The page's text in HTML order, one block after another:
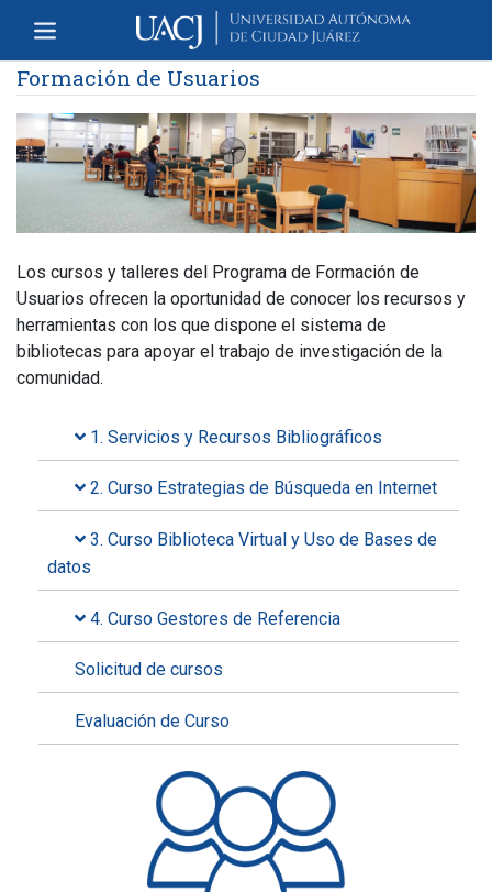
Formación de Usuarios
Los cursos y talleres del Programa de Formación de
Usuarios ofrecen la oportunidad de conocer los recursos y
herramientas con los que dispone el sistema de
bibliotecas para apoyar el trabajo de investigación de la
comunidad.
1. Servicios y Recursos Bibliográficos
2. Curso Estrategias de Búsqueda en Internet
3. Curso Biblioteca Virtual y Uso de Bases de
datos
4. Curso Gestores de Referencia
Solicitud de cursos
Evaluación de Curso